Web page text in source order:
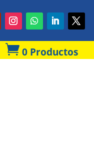
 0 Productos